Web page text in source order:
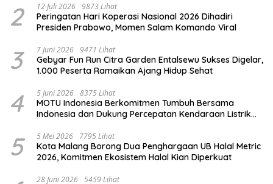
2 12 Juli 2026 9873 Lihat
Peringatan Hari Koperasi Nasional 2026 Dihadiri
Presiden Prabowo, Momen Salam Komando Viral
3 7 Juni 2026 9471 Lihat
Gebyar Fun Run Citra Garden Entalsewu Sukses Digelar,
1.000 Peserta Ramaikan Ajang Hidup Sehat
4 5 Juni 2026 8375 Lihat
MOTU Indonesia Berkomitmen Tumbuh Bersama
Indonesia dan Dukung Percepatan Kendaraan Listrik
5 5 Mei 2026 7795 Lihat
Kota Malang Borong Dua Penghargaan UB Halal Metric
2026, Komitmen Ekosistem Halal Kian Diperkuat
28 Juni 2026 5459 Lihat